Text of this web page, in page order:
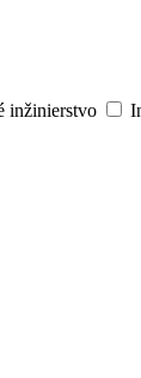
inžinierstvo